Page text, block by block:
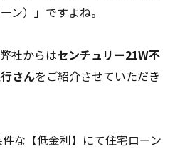
ン）」ですよね。
社からはセンチュリー21W不
さんをご紹介させていただき
な【低金利】にて住宅ローン